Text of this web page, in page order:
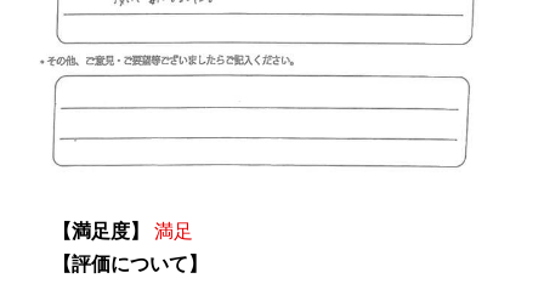
【満足度】
満足
【評価について】